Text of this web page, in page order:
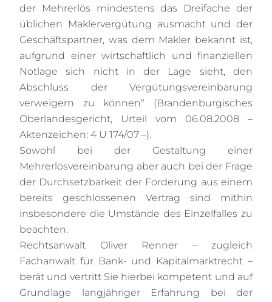
der Mehrerlös mindestens das Dreifache der
üblichen Maklervergütung ausmacht und der
Geschäftspartner, was dem Makler bekannt ist,
aufgrund einer wirtschaftlich und finanziellen
Notlage sich nicht in der Lage sieht, den
Abschluss der Vergütungsvereinbarung
verweigern zu können“ (Brandenburgisches
Oberlandesgericht, Urteil vom 06.08.2008 –
Aktenzeichen: 4 U 174/07 –).
Sowohl bei der Gestaltung einer
Mehrerlösvereinbarung aber auch bei der Frage
der Durchsetzbarkeit der Forderung aus einem
bereits geschlossenen Vertrag sind mithin
insbesondere die Umstände des Einzelfalles zu
beachten.
Rechtsanwalt Oliver Renner – zugleich
Fachanwalt für Bank- und Kapitalmarktrecht –
berät und vertritt Sie hierbei kompetent und auf
Grundlage langjähriger Erfahrung bei der